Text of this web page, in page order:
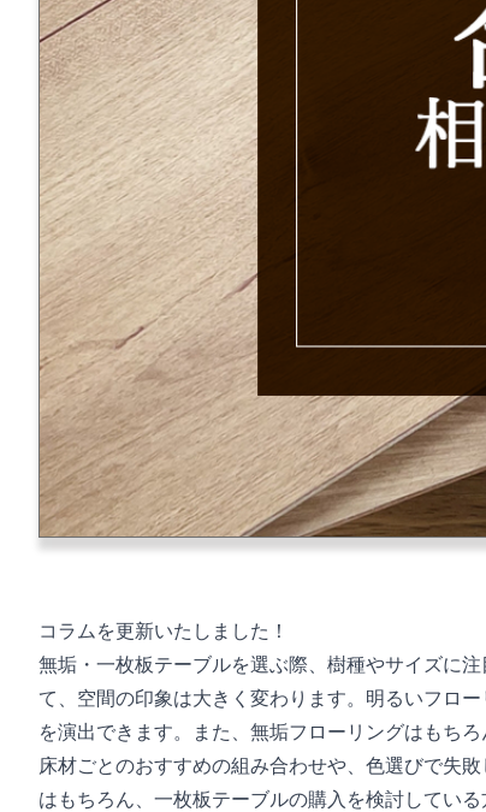
コラムを更新いたしました！
無垢・一枚板テーブルを選ぶ際、樹種やサイズに
て、空間の印象は大きく変わります。明るいフロ
を演出できます。また、無垢フローリングはもち
床材ごとのおすすめの組み合わせや、色選びで失
はもちろん、一枚板テーブルの購入を検討してい